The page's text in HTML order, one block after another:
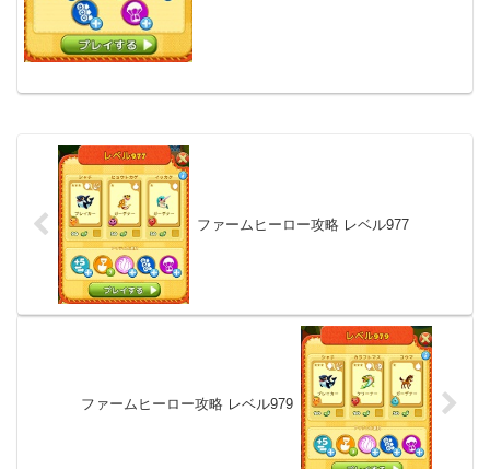
ファームヒーロー攻略 レベル977
ファームヒーロー攻略 レベル979